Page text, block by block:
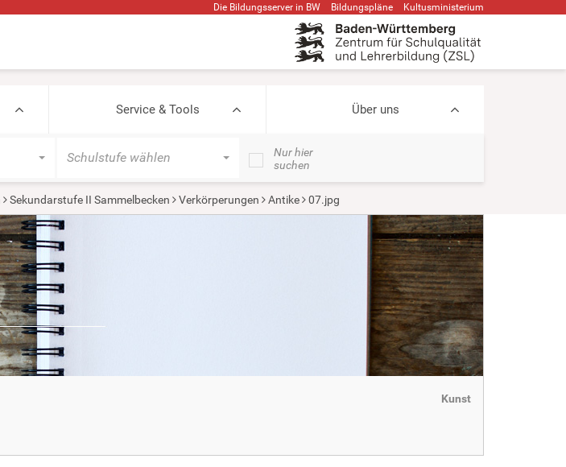
Die Bildungsserver in BW Bildungspläne Kultusministerium
Service & Tools Über uns
Schulstufe wählen
Nur hier
suchen
Sekundarstufe II Sammelbecken Verkörperungen Antike 07.jpg
Kunst